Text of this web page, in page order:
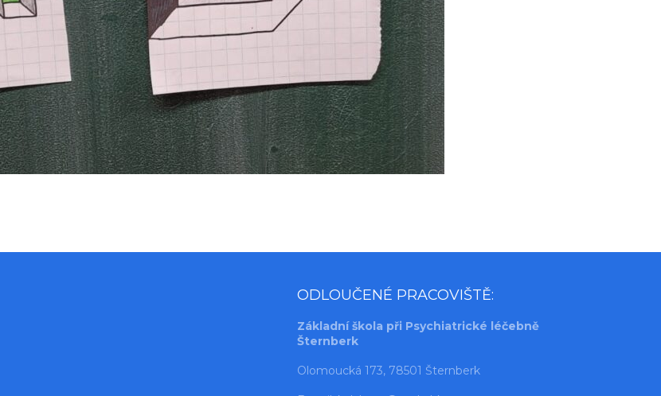
ODLOUČENÉ PRACOVIŠTĚ:
Základní škola při Psychiatrické léčebně
Šternberk
Olomoucká 173, 78501 Šternberk